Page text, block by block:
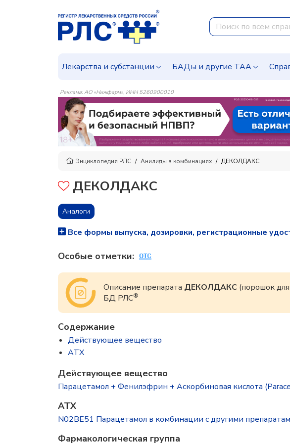
Лекарства и субстанции БАДы и другие ТАА
Реклама: АО «Нижфарм», ИНН 5260900010
Энциклопедия РЛС Анилиды в комбинациях ДЕКОЛДАКС
ДЕКОЛДАКС
Аналоги
Все формы выпуска, дозировки, регистрационные
Особые отметки:
Описание препарата ДЕКОЛДАКС (порошок
БД РЛС®
Содержание
Действующее вещество
ATX
Действующее вещество
Парацетамол + Фенилэфрин + Аскорбиновая кислота
ATX
N02BE51 Парацетамол в комбинации с другими
Фармакологическая группа